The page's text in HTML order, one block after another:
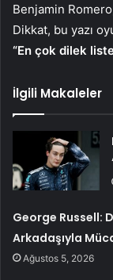
Benjamin
Dikkat, bu yazı
“En çok dilek
İlgili Makaleler
George Russell:
Arkadaşıyla
Ağustos 5, 2026